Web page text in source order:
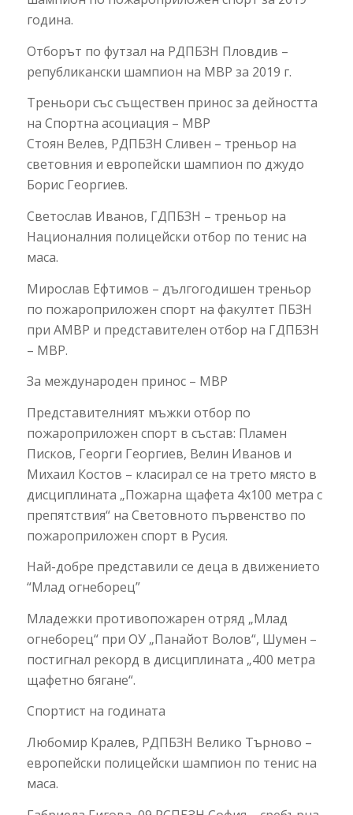
година.
Отборът по футзал на РДПБЗН Пловдив –
републикански шампион на МВР за 2019 г.
Треньори със съществен принос за дейността
на Спортна асоциация – МВР
Стоян Велев, РДПБЗН Сливен – треньор на
световния и европейски шампион по джудо
Борис Георгиев.
Светослав Иванов, ГДПБЗН – треньор на
Националния полицейски отбор по тенис на
маса.
Мирослав Ефтимов – дългогодишен треньор
по пожароприложен спорт на факултет ПБЗН
при АМВР и представителен отбор на ГДПБЗН
– МВР.
За международен принос – МВР
Представителният мъжки отбор по
пожароприложен спорт в състав: Пламен
Писков, Георги Георгиев, Велин Иванов и
Михаил Костов – класирал се на трето място в
дисциплината „Пожарна щафета 4х100 метра с
препятствия“ на Световното първенство по
пожароприложен спорт в Русия.
Най-добре представили се деца в движението
“Млад огнеборец”
Младежки противопожарен отряд „Млад
огнеборец“ при ОУ „Панайот Волов“, Шумен –
постигнал рекорд в дисциплината „400 метра
щафетно бягане“.
Спортист на годината
Любомир Кралев, РДПБЗН Велико Търново –
европейски полицейски шампион по тенис на
маса.